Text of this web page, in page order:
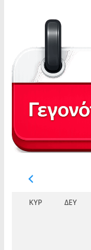
ΚΥΡ ΔΕΥ